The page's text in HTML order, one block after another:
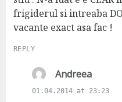
frigiderul si intreaba
vacante exact asa fac !
REPLY
Andreeas
a
01.04.2014 at 23:23